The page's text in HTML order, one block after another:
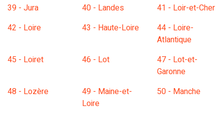
39 - Jura 40 - Landes
41 - Loir-et-Cher
42 - Loire
43 - Haute-Loire
44 - Loire-
Atlantique
45 - Loiret
46 - Lot
47 - Lot-et-
Garonne
48 - Lozère
49 - Maine-et-
Loire
50 - Manche